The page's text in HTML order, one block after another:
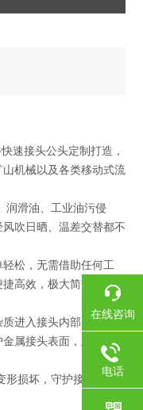
速接头公头定制打造，
机械以及各类移动式流
润滑油、工业油污侵
吹日晒、温差交替都不
松，无需借助任何工
高效，极大简化设备日
进入接头内部，避免阀
属接头表面，延缓氧化
形损坏，守护接头精密
在线咨询
电话